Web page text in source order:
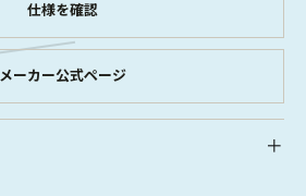
仕様を確認
メーカー公式ページ